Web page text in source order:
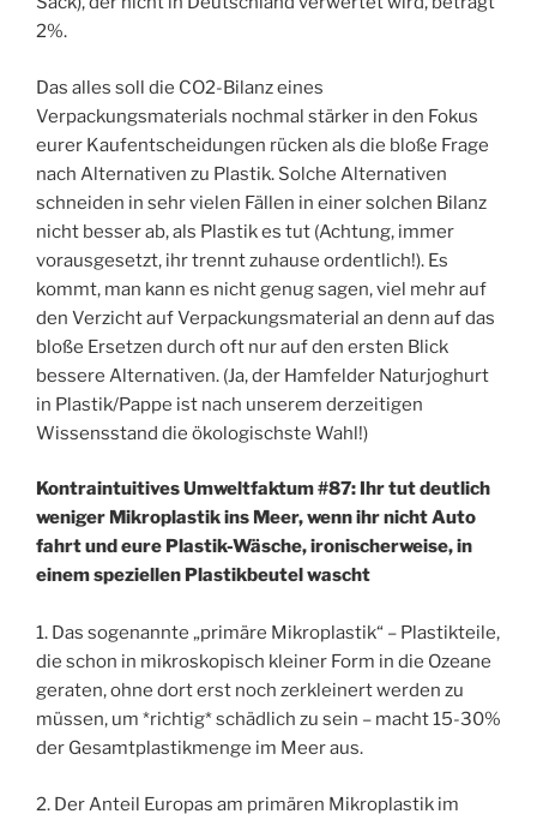
2%.
Das alles soll die CO2-Bilanz eines
Verpackungsmaterials nochmal stärker in den Fokus
eurer Kaufentscheidungen rücken als die bloße Frage
nach Alternativen zu Plastik. Solche Alternativen
schneiden in sehr vielen Fällen in einer solchen Bilanz
nicht besser ab, als Plastik es tut (Achtung, immer
vorausgesetzt, ihr trennt zuhause ordentlich!). Es
kommt, man kann es nicht genug sagen, viel mehr auf
den Verzicht auf Verpackungsmaterial an denn auf das
bloße Ersetzen durch oft nur auf den ersten Blick
bessere Alternativen. (Ja, der Hamfelder Naturjoghurt
in Plastik/Pappe ist nach unserem derzeitigen
Wissensstand die ökologischste Wahl!)
Kontraintuitives Umweltfaktum #87: Ihr tut deutlich
weniger Mikroplastik ins Meer, wenn ihr nicht Auto
fahrt und eure Plastik-Wäsche, ironischerweise, in
einem speziellen Plastikbeutel wascht
1. Das sogenannte „primäre Mikroplastik“ – Plastikteile,
die schon in mikroskopisch kleiner Form in die Ozeane
geraten, ohne dort erst noch zerkleinert werden zu
müssen, um *richtig* schädlich zu sein – macht 15-30%
der Gesamtplastikmenge im Meer aus.
2. Der Anteil Europas am primären Mikroplastik im